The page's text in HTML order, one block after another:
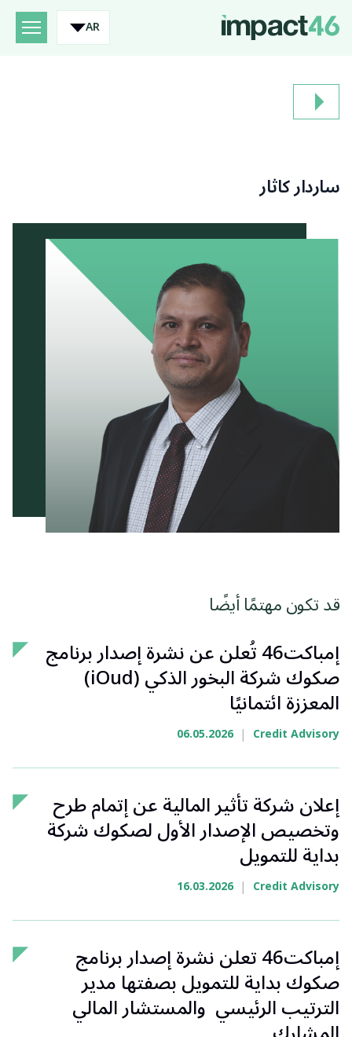
AR
ساردار كاثار
قد تكون مهتمًا أيضًا
إمباكت46 تُعلن عن نشرة إصدار برنامج
صكوك شركة البخور الذكي (iOud)
المعززة ائتمانيًا
Credit Advisory
|
06.05.2026
إعلان شركة تأثير المالية عن إتمام طرح
وتخصيص الإصدار الأول لصكوك شركة
بداية للتمويل
Credit Advisory
|
16.03.2026
إمباكت46 تعلن نشرة إصدار برنامج
صكوك بداية للتمويل بصفتها مدير
الترتيب الرئيسي والمستشار المالي